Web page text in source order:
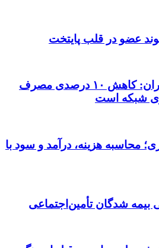
آنلاین بخریم؟
قهوه | قهوه گرنیکا کافی